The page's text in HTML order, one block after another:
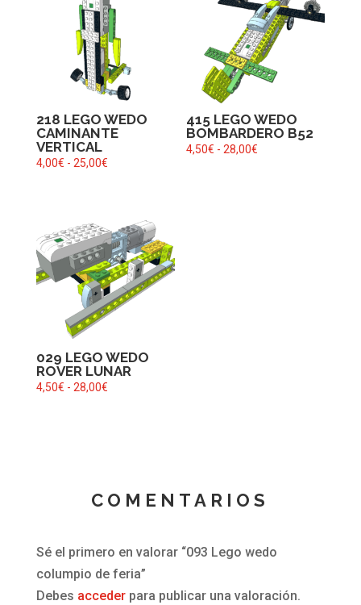
218 LEGO WEDO
CAMINANTE
VERTICAL
4,00€ - 25,00€Rango
4,00€
hasta
25,00€
415 LEGO WEDO
BOMBARDERO B52
4,50€ - 28,00€
029 LEGO WEDO
ROVER LUNAR
4,50€ - 28,00€Rango
28,00€
COMENTARIOS
Sé el primero en valorar “093 Lego wedo
columpio de feria”
Debes accederpara publicar una valoración.